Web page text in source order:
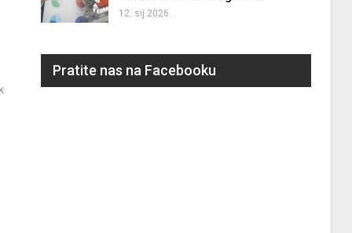
12. sij 2026.
Pratite nas na Facebooku